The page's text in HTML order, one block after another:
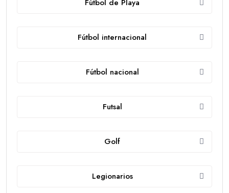
Fútbol de Playa
Fútbol internacional
Fútbol nacional
Futsal
Golf
Legionarios